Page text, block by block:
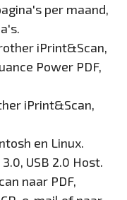
per maand,
iPrint&Scan,
Power PDF,
iPrint&Scan,
en Linux.
USB 2.0 Host.
naar PDF,